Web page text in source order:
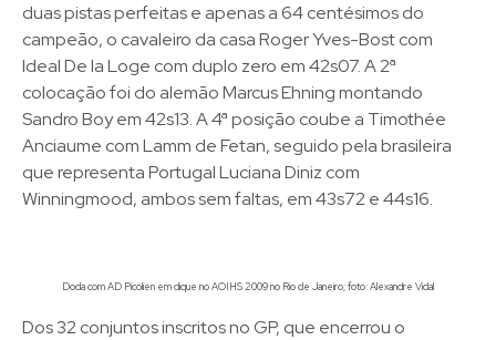
duas pistas perfeitas e apenas a 64 centésimos do
campeão, o cavaleiro da casa Roger Yves-Bost com
Ideal De la Loge com duplo zero em 42s07. A 2ª
colocação foi do alemão Marcus Ehning montando
Sandro Boy em 42s13. A 4ª posição coube a Timothée
Anciaume com Lamm de Fetan, seguido pela brasileira
que representa Portugal Luciana Diniz com
Winningmood, ambos sem faltas, em 43s72 e 44s16.
Doda com AD Picolien em clique no AOIHS 2009 no Rio de Janeiro; foto: Alexandre Vidal
Dos 32 conjuntos inscritos no GP, que encerrou o